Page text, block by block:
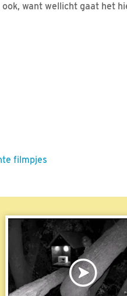
want wellicht gaat het
filmpjes